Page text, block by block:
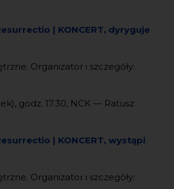
| KONCERT, dyryguje
Organizator i szczegóły:
godz. 17.30, NCK — Ratusz
| KONCERT, wystąpi
Organizator i szczegóły: